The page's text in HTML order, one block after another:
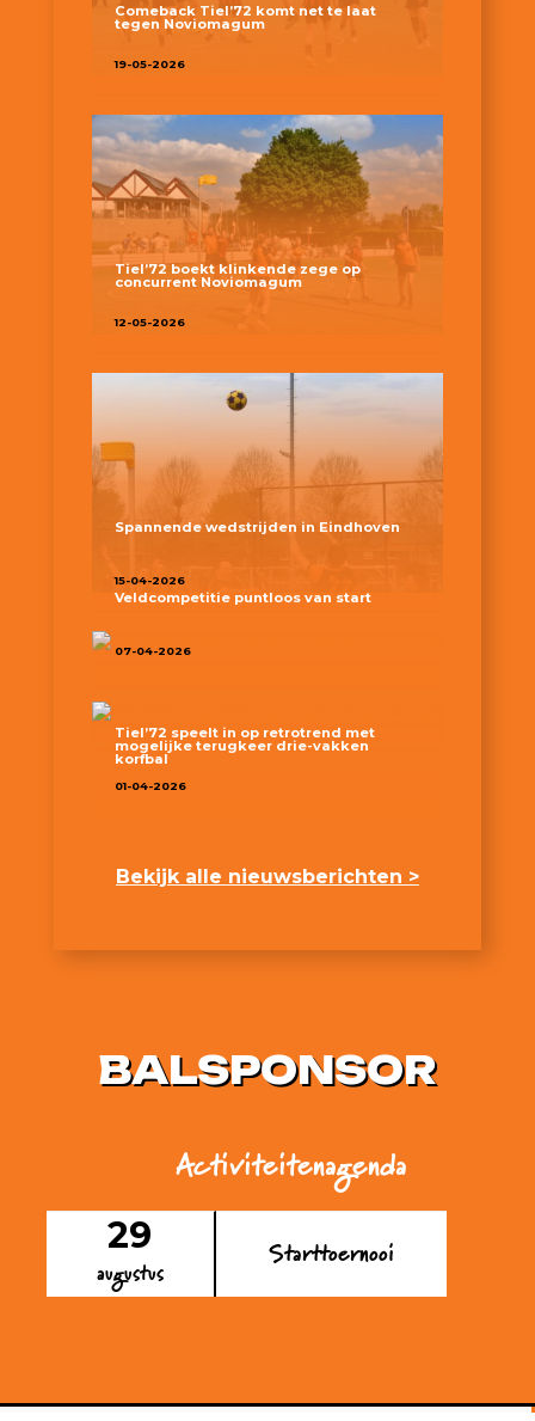
Comeback Tiel’72 komt net te laat
tegen Noviomagum
19-05-2026
Tiel’72 boekt klinkende zege op
concurrent Noviomagum
12-05-2026
Spannende wedstrijden in Eindhoven
15-04-2026
Veldcompetitie puntloos van start
07-04-2026
Tiel’72 speelt in op retrotrend met
mogelijke terugkeer drie-vakken
korfbal
01-04-2026
Bekijk alle nieuwsberichten >
BALSPONSOR
Activiteitenagenda
29
augustus Starttoernooi